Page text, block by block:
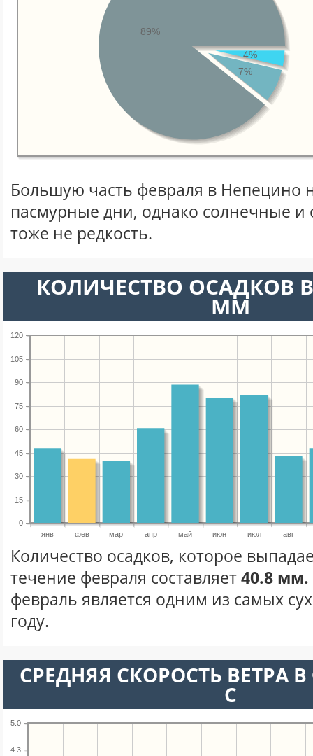
4%
7%
89%
Большую часть февраля в Непецино
пасмурные дни, однако солнечные
тоже не редкость.
КОЛИЧЕСТВО ОСАДКОВ
ММ
янв фев мар апр май июн июл авг
0
15
30
45
60
75
90
105
120
Количество осадков, которое
течение февраля составляет40.8 мм.
февраль является одним из самых
году.
СРЕДНЯЯ СКОРОСТЬ ВЕТРА
С
4.3
5.0